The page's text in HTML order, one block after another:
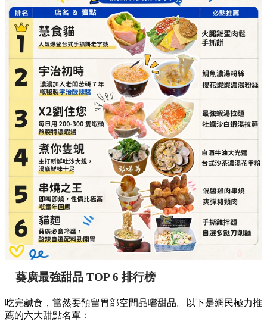
葵廣最強甜品 TOP 6 排行榜
吃完鹹食，當然要預留胃部空間品嚐甜品。以下是網民極力推
薦的六大甜點名單：